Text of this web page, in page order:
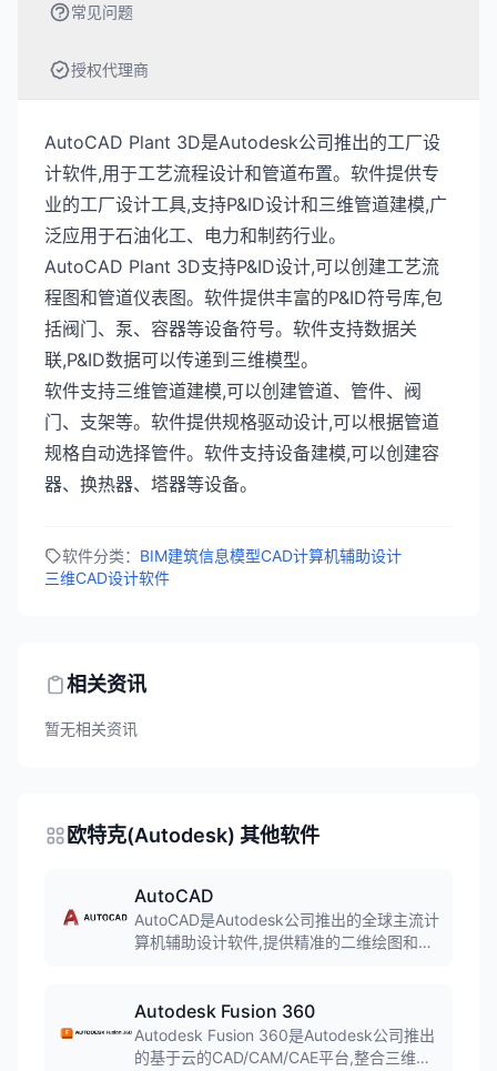
常见问题
授权代理商
AutoCAD Plant 3D是Autodesk公司推出的工厂设
计软件,用于工艺流程设计和管道布置。软件提供专
业的工厂设计工具,支持P&ID设计和三维管道建模,广
泛应用于石油化工、电力和制药行业。
AutoCAD Plant 3D支持P&ID设计,可以创建工艺流
程图和管道仪表图。软件提供丰富的P&ID符号库,包
括阀门、泵、容器等设备符号。软件支持数据关
联,P&ID数据可以传递到三维模型。
软件支持三维管道建模,可以创建管道、管件、阀
门、支架等。软件提供规格驱动设计,可以根据管道
规格自动选择管件。软件支持设备建模,可以创建容
器、换热器、塔器等设备。
软件分类： BIM建筑信息模型CAD计算机辅助设计
三维CAD设计软件
相关资讯
暂无相关资讯
欧特克(Autodesk) 其他软件
AutoCAD
AutoCAD是Autodesk公司推出的全球主流计
算机辅助设计软件,提供精准的二维绘图和灵
统,广泛应用于机械制造、建筑施工、室内设
计、电气工程等多行业专业绘图需求。
Autodesk Fusion 360
Autodesk Fusion 360是Autodesk公司推出
的基于云的CAD/CAM/CAE平台,整合三维建